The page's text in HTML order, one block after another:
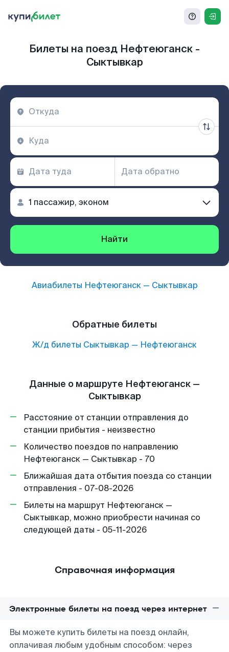
Билеты на поезд Нефтеюганск -
Сыктывкар
Найти
Авиабилеты Нефтеюганск— Сыктывкар
Обратные билеты
Ж/д билеты Сыктывкар — Нефтеюганск
Данные о маршруте Нефтеюганск —
Сыктывкар
Расстояние от станции отправления до
станции прибытия - неизвестно
Количество поездов по направлению
Нефтеюганск — Сыктывкар - 70
Ближайшая дата отбытия поезда со станции
отправления - 07-08-2026
Билеты на маршрут Нефтеюганск —
Сыктывкар, можно приобрести начиная со
следующей даты - 05-11-2026
Справочная информация
Электронные билеты на поезд через интернет
Вы можете купить билеты на поезд онлайн,
оплачивая любым удобным способом: через